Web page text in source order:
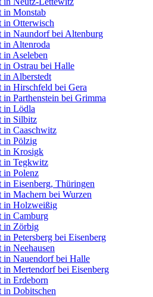
in Monstab
in Otterwisch
Naundorf bei Altenburg
in Altenroda
Aseleben
Ostrau bei Halle
in Alberstedt
Hirschfeld bei Gera
Parthenstein bei Grimma
in Lödla
in Silbitz
Caaschwitz
in Pölzig
in Krosigk
in Tegkwitz
in Polenz
Eisenberg, Thüringen
Machern bei Wurzen
in Holzweißig
in Camburg
in Zörbig
Petersberg bei Eisenberg
Neehausen
Nauendorf bei Halle
Mertendorf bei Eisenberg
in Erdeborn
Dobitschen